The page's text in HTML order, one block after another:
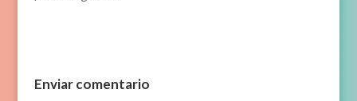
Enviar comentario